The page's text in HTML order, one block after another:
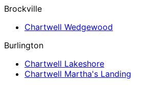
Brockville
Chartwell Wedgewood
Burlington
Chartwell Lakeshore
Chartwell Martha's Landing